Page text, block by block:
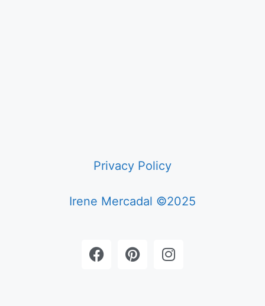
Privacy Policy
Irene Mercadal ©2025